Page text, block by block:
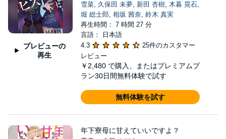
プレビューの
再生
雪菜, 久保田 未夢, 新田 杏樹, 木暮 晃石,
堀 総士郎, 相坂 茜奈, 鈴木 真実
再生時間： 7 時間 27 分
言語： 日本語
4.3
25件のカスタマー
レビュー
￥2,480 で購入、またはプレミアムプ
ラン30日間無料体験で試す
無料体験を試す
年下寮母に甘えていいですよ？